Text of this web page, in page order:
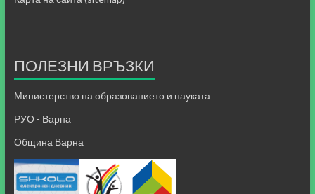
ПОЛЕЗНИ ВРЪЗКИ
Министерство на образованието и науката
РУО - Варна
Община Варна